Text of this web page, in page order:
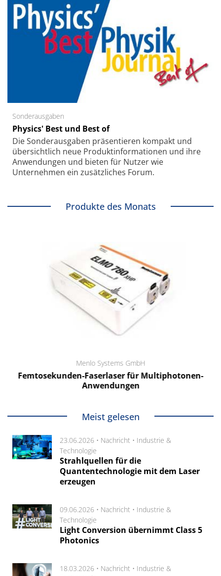
Sonderausgaben
Physics' Best und Best of
Die Sonder­ausgaben präsentieren kompakt und
übersichtlich neue Produkt­informationen und ihre
Anwendungen und bieten für Nutzer wie
Unternehmen ein zusätzliches Forum.
Produkte des Monats
Menlo Systems GmbH
Femtosekunden-Faserlaser für Multiphotonen-
Anwendungen
Meist gelesen
23.06.2026 • Nachricht • Industrie &
Technologie
Strahlquellen für die
Quantentechnologie mit dem Laser
erzeugen
09.06.2026 • Nachricht • Industrie &
Technologie
Light Conversion übernimmt Class 5
Photonics
18.03.2026 • Nachricht • Industrie &